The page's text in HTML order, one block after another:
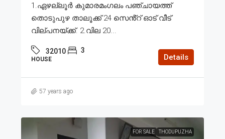
1.ഏഴല്ലൂർ കുമാരമംഗലം പഞ്ചായത്ത്
തൊടുപുഴ താലൂക്ക് 24 സെൻ്റ് ഓട് വീട്
വില്പനയ്ക്ക്. 2.വില 20...
32010 3
HOUSE Details
57 years ago
FOR SALE THODUPUZHA